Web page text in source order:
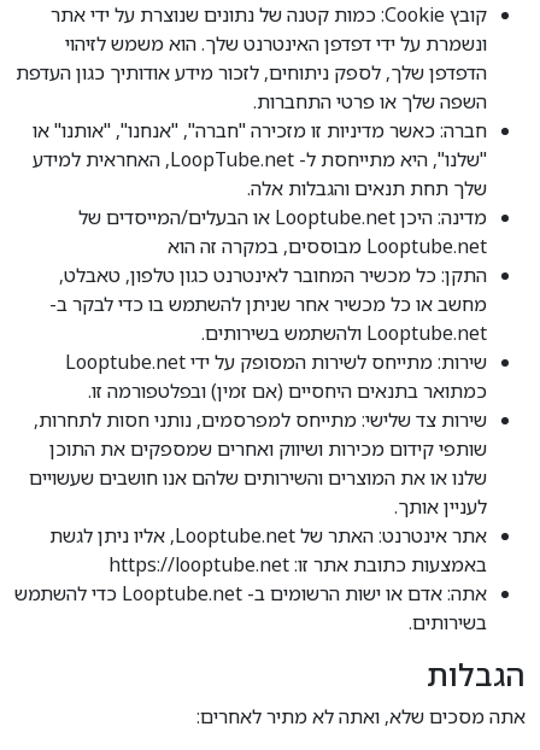
קובץ Cookie: כמות קטנה של נתונים שנוצרת על ידי אתר
ונשמרת על ידי דפדפן האינטרנט שלך. הוא משמש לזיהוי
הדפדפן שלך, לספק ניתוחים, לזכור מידע אודותיך כגון העדפת
השפה שלך או פרטי התחברות.
חברה: כאשר מדיניות זו מזכירה "חברה", "אנחנו", "אותנו" או
"שלנו", היא מתייחסת ל- LoopTube.net, האחראית למידע
שלך תחת תנאים והגבלות אלה.
מדינה: היכן Looptube.net או הבעלים/המייסדים של
Looptube.net מבוססים, במקרה זה הוא
התקן: כל מכשיר המחובר לאינטרנט כגון טלפון, טאבלט,
מחשב או כל מכשיר אחר שניתן להשתמש בו כדי לבקר ב-
Looptube.net ולהשתמש בשירותים.
שירות: מתייחס לשירות המסופק על ידי Looptube.net
כמתואר בתנאים היחסיים (אם זמין) ובפלטפורמה זו.
שירות צד שלישי: מתייחס למפרסמים, נותני חסות לתחרות,
שותפי קידום מכירות ושיווק ואחרים שמספקים את התוכן
שלנו או את המוצרים והשירותים שלהם אנו חושבים שעשויים
לעניין אותך.
אתר אינטרנט: האתר של Looptube.net, אליו ניתן לגשת
באמצעות כתובת אתר זו: https://looptube.net
אתה: אדם או ישות הרשומים ב- Looptube.net כדי להשתמש
בשירותים.
הגבלות
אתה מסכים שלא, ואתה לא מתיר לאחרים: